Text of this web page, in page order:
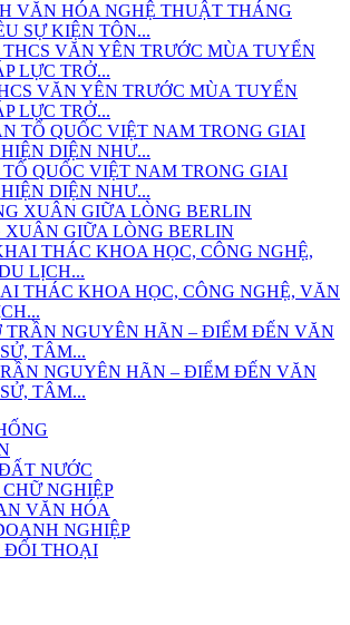
VĂN HÓA NGHỆ THUẬT THÁNG
SỰ KIỆN TÔN...
VĂN YÊN TRƯỚC MÙA TUYỂN
LỰC TRỞ...
QUỐC VIỆT NAM TRONG GIAI
DIỆN NHƯ...
XUÂN GIỮA LÒNG BERLIN
THÁC KHOA HỌC, CÔNG NGHỆ, VĂN
NGUYÊN HÃN – ĐIỂM ĐẾN VĂN
TÂM...
NƯỚC
NGHIỆP
VĂN HÓA
NGHIỆP
THOẠI